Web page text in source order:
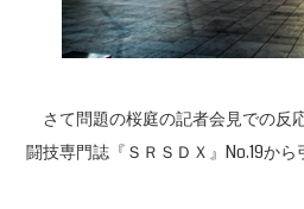
さて問題の桜庭の記者会見での反
闘技専門誌『ＳＲＳＤＸ』No.19から